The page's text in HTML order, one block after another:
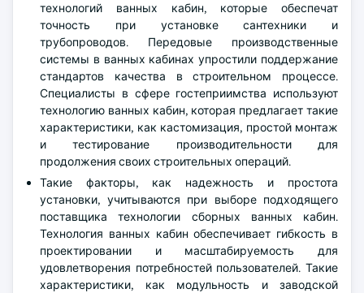
технологий ванных кабин, которые обеспечат
точность при установке сантехники и
трубопроводов. Передовые производственные
системы в ванных кабинах упростили поддержание
стандартов качества в строительном процессе.
Специалисты в сфере гостеприимства используют
технологию ванных кабин, которая предлагает такие
характеристики, как кастомизация, простой монтаж
и тестирование производительности для
продолжения своих строительных операций.
Такие факторы, как надежность и простота
установки, учитываются при выборе подходящего
поставщика технологии сборных ванных кабин.
Технология ванных кабин обеспечивает гибкость в
проектировании и масштабируемость для
удовлетворения потребностей пользователей. Такие
характеристики, как модульность и заводской